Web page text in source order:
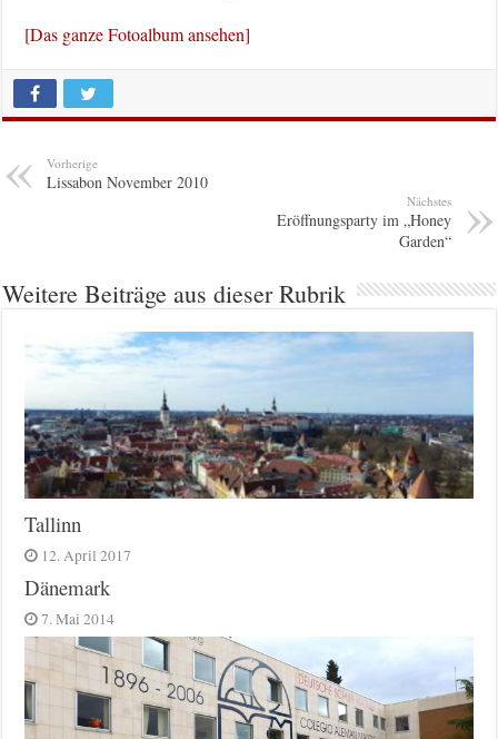
[Das ganze Fotoalbum ansehen]
Vorherige
Lissabon November 2010
Nächstes
Eröffnungsparty im „Honey
Garden“
Weitere Beiträge aus dieser Rubrik
Tallinn
12. April 2017
Dänemark
7. Mai 2014